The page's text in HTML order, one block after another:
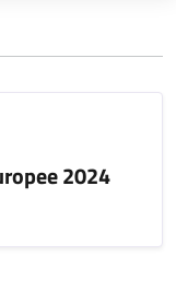
2024